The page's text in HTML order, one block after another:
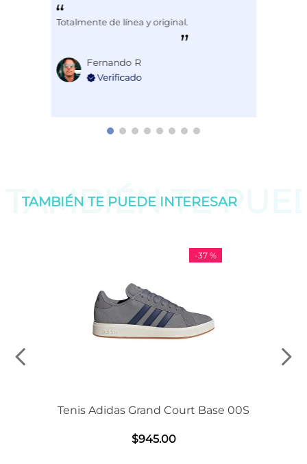
Totalmente de línea y original.
Fernando R
TAMBIÉN TE
TAMBIÉN TE PUEDE INTERESAR
-37 %
Tenis Adidas Grand Court Base 00S
$945.00